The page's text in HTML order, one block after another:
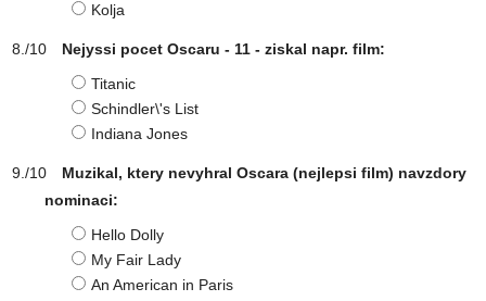
Kolja
Nejyssi pocet Oscaru - 11 - ziskal napr. film:
Titanic
Schindler\'s List
Indiana Jones
Muzikal, ktery nevyhral Oscara (nejlepsi film) navzdory
nominaci:
Hello Dolly
My Fair Lady
An American in Paris